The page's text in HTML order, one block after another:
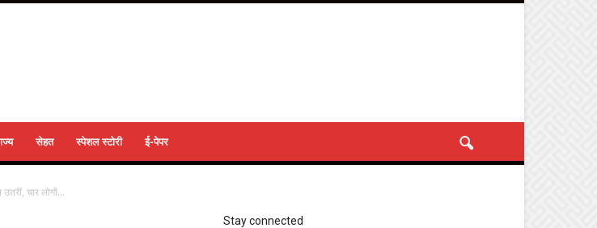
सेहत स्पेशल स्टोरी ई-पेपर
चार लोगों...
Stay connected